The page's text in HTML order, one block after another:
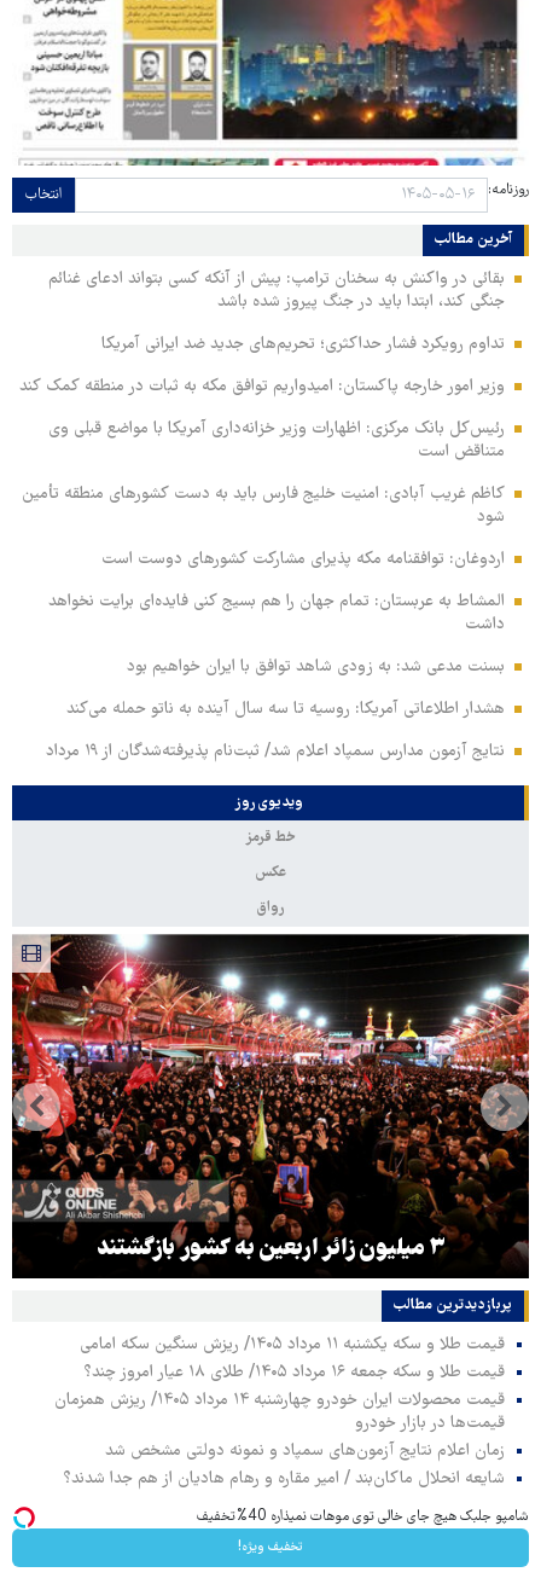
روزنامه: انتخاب
آخرین مطالب
بقائی در واکنش به سخنان ترامپ: پیش از آنکه کسی بتواند ادعای غنائم
جنگی کند، ابتدا باید در جنگ پیروز شده باشد
تداوم رویکرد فشار حداکثری؛ تحریم‌های جدید ضد ایرانی آمریکا
وزیر امور خارجه پاکستان: امیدواریم توافق مکه به ثبات در منطقه کمک کند
رئیس‌کل بانک مرکزی: اظهارات وزیر خزانه‌داری آمریکا با مواضع قبلی وی
متناقض است
کاظم غریب آبادی: امنیت خلیج فارس باید به دست کشورهای منطقه تأمین
شود
اردوغان: توافقنامه مکه پذیرای مشارکت کشورهای دوست است
المشاط به عربستان: تمام جهان را هم بسیج کنی فایده‌ای برایت نخواهد
داشت
بسنت مدعی شد: به زودی شاهد توافق با ایران خواهیم بود
هشدار اطلاعاتی آمریکا: روسیه تا سه سال آینده به ناتو حمله می‌کند
نتایج آزمون مدارس سمپاد اعلام شد/ ثبت‌نام پذیرفته‌شدگان از ۱۹ مرداد
ویدیوی روز
خط قرمز
عکس
رواق
۳ میلیون زائر اربعین به کشور بازگشتند
پربازدیدترین‌ مطالب
قیمت طلا و سکه یکشنبه ۱۱ مرداد ۱۴۰۵/ ریزش سنگین سکه امامی
قیمت طلا و سکه جمعه ۱۶ مرداد ۱۴۰۵/ طلای ۱۸ عیار امروز چند؟
قیمت محصولات ایران خودرو چهارشنبه ۱۴ مرداد ۱۴۰۵/ ریزش همزمان
قیمت‌ها در بازار خودرو
زمان اعلام نتایج آزمون‌های سمپاد و نمونه دولتی مشخص شد
شایعه انحلال ماکان‌بند / امیر مقاره و رهام هادیان از هم جدا شدند؟
شامپو جلبک هیچ جای خالی توی موهات نمیذاره 40%تخفیف
تخفیف ویژه!